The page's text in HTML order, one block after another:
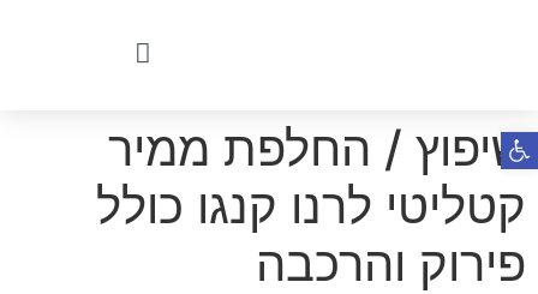
שיפוץ / החלפת ממיר
קטליטי לרנו קנגו כולל
פירוק והרכבה
פתח סרגל נגישות